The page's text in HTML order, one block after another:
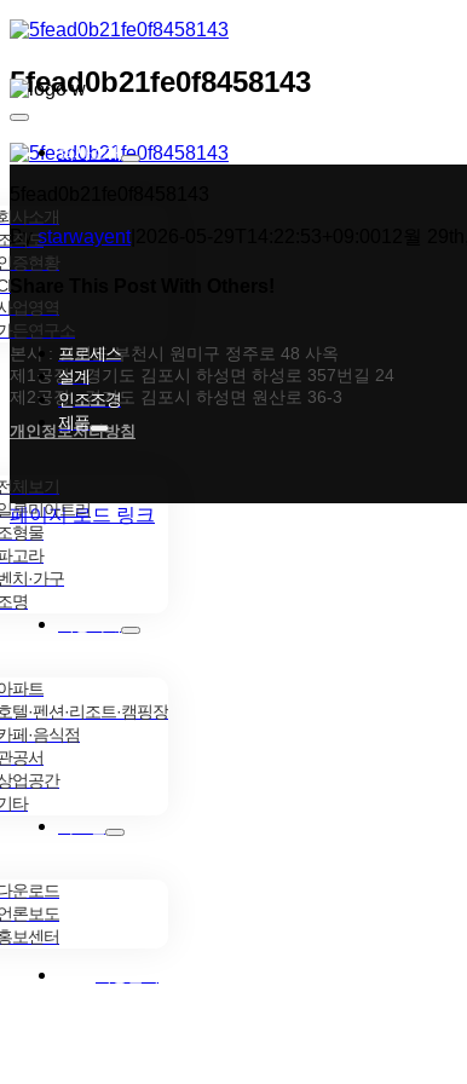
콘텐츠로
Toggle
Navigation
회사소개
사소개
직도
증현황
업영역
든연구소
프로세스
설계
인조조경
제품
체보기
루미아트리
형물
고라
치·가구
명
파트
텔·펜션·리조트·캠핑장
페·음식점
공서
업공간
타
운로드
론보도
보센터
5fead0b21fe0f8458143
Bystarwayent|
Facebook
X
Tumblr
Pinterest
이메일
본사 : 경기도 부천시 원미구 정주로 48 사옥
제1공장 : 경기도 김포시 하성면 하성로 357번길 24
제2공장 : 경기도 김포시 하성면 원산로 36-3
개인정보처리방침
페이지 로드 링크